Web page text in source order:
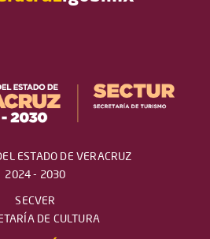
ESTADO DE VERACRUZ
2024 - 2030
SECVER
DE CULTURA